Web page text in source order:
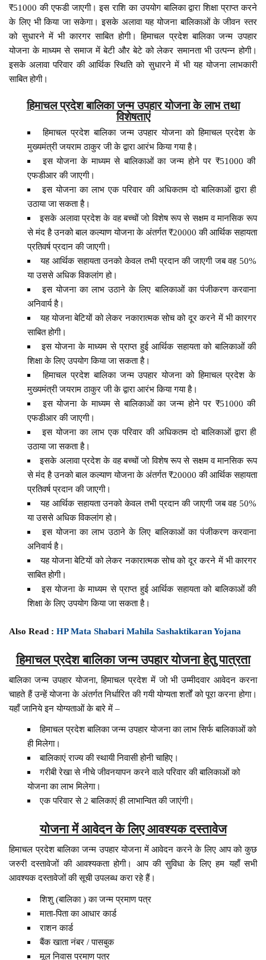
₹51000 की एफडी जाएगी। इस राशि का उपयोग बालिका द्वारा शिक्षा प्राप्त करने
के लिए भी किया जा सकेगा। इसके अलावा यह योजना बालिकाओं के जीवन स्तर
को सुधारने में भी कारगर साबित होगी। हिमाचल प्रदेश बालिका जन्म उपहार
योजना के माध्यम से समाज में बेटी और बेटे को लेकर समानता भी उत्पन्न होगी।
इसके अलावा परिवार की आर्थिक स्थिति को सुधारने में भी यह योजना लाभकारी
साबित होगी।
हिमाचल प्रदेश बालिका जन्म उपहार योजना के लाभ तथा
विशेषताएं
हिमाचल प्रदेश बालिका जन्म उपहार योजना को हिमाचल प्रदेश के
मुख्यमंत्री जयराम ठाकुर जी के द्वारा आरंभ किया गया है।
इस योजना के माध्यम से बालिकाओं का जन्म होने पर ₹51000 की
एफडीआर की जाएगी।
इस योजना का लाभ एक परिवार की अधिकतम दो बालिकाओं द्वारा ही
उठाया जा सकता है।
इसके अलावा प्रदेश के वह बच्चों जो विशेष रूप से सक्षम व मानसिक रूप
से मंद है उनको बाल कल्याण योजना के अंतर्गत ₹20000 की आर्थिक सहायता
प्रतिवर्ष प्रदान की जाएगी।
यह आर्थिक सहायता उनको केवल तभी प्रदान की जाएगी जब वह 50%
या उससे अधिक विकलांग हो।
इस योजना का लाभ उठाने के लिए बालिकाओं का पंजीकरण करवाना
अनिवार्य है।
यह योजना बेटियों को लेकर नकारात्मक सोच को दूर करने में भी कारगर
साबित होगी।
इस योजना के माध्यम से प्राप्त हुई आर्थिक सहायता को बालिकाओं की
शिक्षा के लिए उपयोग किया जा सकता है।
हिमाचल प्रदेश बालिका जन्म उपहार योजना को हिमाचल प्रदेश के
मुख्यमंत्री जयराम ठाकुर जी के द्वारा आरंभ किया गया है।
इस योजना के माध्यम से बालिकाओं का जन्म होने पर ₹51000 की
एफडीआर की जाएगी।
इस योजना का लाभ एक परिवार की अधिकतम दो बालिकाओं द्वारा ही
उठाया जा सकता है।
इसके अलावा प्रदेश के वह बच्चों जो विशेष रूप से सक्षम व मानसिक रूप
से मंद है उनको बाल कल्याण योजना के अंतर्गत ₹20000 की आर्थिक सहायता
प्रतिवर्ष प्रदान की जाएगी।
यह आर्थिक सहायता उनको केवल तभी प्रदान की जाएगी जब वह 50%
या उससे अधिक विकलांग हो।
इस योजना का लाभ उठाने के लिए बालिकाओं का पंजीकरण करवाना
अनिवार्य है।
यह योजना बेटियों को लेकर नकारात्मक सोच को दूर करने में भी कारगर
साबित होगी।
इस योजना के माध्यम से प्राप्त हुई आर्थिक सहायता को बालिकाओं की
शिक्षा के लिए उपयोग किया जा सकता है।
Also Read :HP Mata Shabari Mahila Sashaktikaran Yojana
हिमाचल प्रदेश बालिका जन्म उपहार योजना हेतु पात्रता
बालिका जन्म उपहार योजना, हिमाचल प्रदेश में जो भी उम्मीदवार आवेदन करना
चाहते हैं उन्हें योजना के अंतर्गत निर्धारित की गयी योग्यता शर्तों को पूरा करना होगा।
यहाँ जानिये इन योग्यताओं के बारे में –
हिमाचल प्रदेश बालिका जन्म उपहार योजना का लाभ सिर्फ बालिकाओं को
ही मिलेगा।
बालिकाएं राज्य की स्थायी निवासी होनी चाहिए।
गरीबी रेखा से नीचे जीवनयापन करने वाले परिवार की बालिकाओं को
योजना का लाभ मिलेगा।
एक परिवार से 2 बालिकाएं ही लाभान्वित की जाएंगी।
योजना में आवेदन के लिए आवश्यक दस्तावेज
हिमाचल प्रदेश बालिका जन्म उपहार योजना में आवेदन करने के लिए आप को कुछ
जरुरी दस्तावेजों की आवश्यकता होगी। आप की सुविधा के लिए हम यहाँ सभी
आवश्यक दस्तावेजों की सूची उपलब्ध करा रहे हैं।
शिशु (बालिका ) का जन्म प्रमाण पत्र
माता-पिता का आधार कार्ड
राशन कार्ड
बैंक खाता नंबर / पासबुक
मूल निवास प्रमाण पत्र